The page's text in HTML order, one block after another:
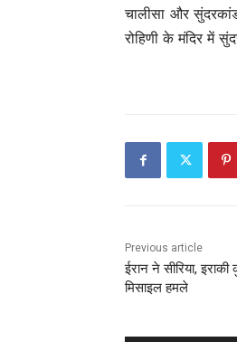
चालीसा और
रोहिणी के मंदिर में
Previous article
ईरान ने सीरिया, इराकी
मिसाइल हमले